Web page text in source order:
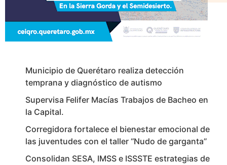
Municipio de Querétaro realiza detección
temprana y diagnóstico de autismo
Supervisa Felifer Macías Trabajos de Bacheo en
la Capital.
Corregidora fortalece el bienestar emocional de
las juventudes con el taller ‘‘Nudo de garganta’’
Consolidan SESA, IMSS e ISSSTE estrategias de